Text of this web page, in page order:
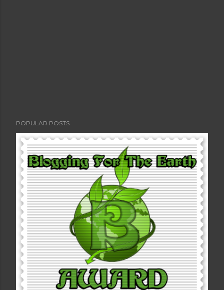
POPULAR POSTS